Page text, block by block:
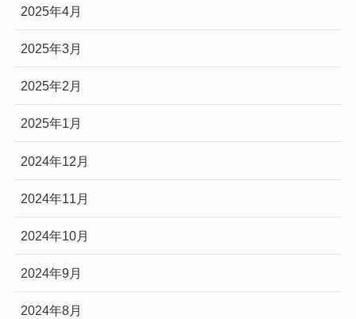
2025年4月
2025年3月
2025年2月
2025年1月
2024年12月
2024年11月
2024年10月
2024年9月
2024年8月